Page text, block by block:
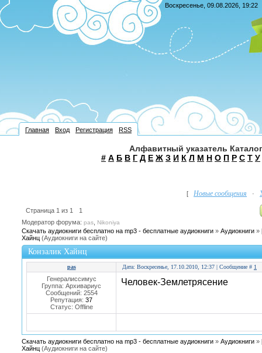
Воскресенье, 09.08.2026, 19:22
Главная Вход Регистрация RSS
Алфавитный указатель
# А Б В Г Д Е Ж З И К Л М Н О П Р С Т У
[ Новые сообщения ·
Страница 1 из 1
1
Модератор форума: pas Nikoniya
Скачать аудиокниги бесплатно на mp3 - бесплатные аудиокниги » Аудиокниги »
Хайнц (Аудиокниги на сайте)
Конзалик Хайнц
pas Дата: Воскресенье, 17.10.2010, 12:37 | Сообщение # 1
Генералиссимус
Группа: Архивариус
Сообщений: 2554
Репутация: 37
Статус: Offline
Человек-Землетрясение
Скачать аудиокниги бесплатно на mp3 - бесплатные аудиокниги » Аудиокниги »
Хайнц (Аудиокниги на сайте)